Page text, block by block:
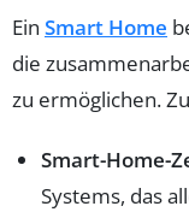
Ein Smart Home
die
zu ermöglichen.
Smart-Home-
Systems, das